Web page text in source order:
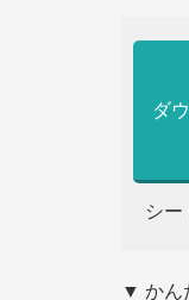
ダ
シー
▼ かん